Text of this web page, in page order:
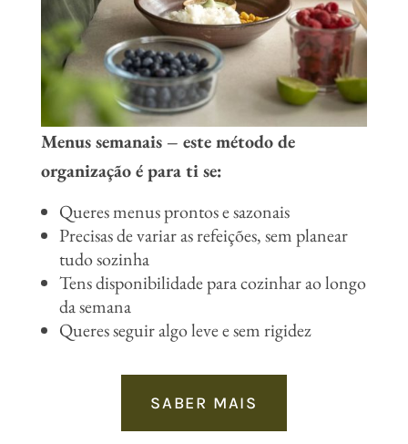
Menus semanais – este método de
organização é para ti se:
Queres menus prontos e sazonais
Precisas de variar as refeições, sem planear
tudo sozinha
Tens disponibilidade para cozinhar ao longo
da semana
Queres seguir algo leve e sem rigidez
SABER MAIS